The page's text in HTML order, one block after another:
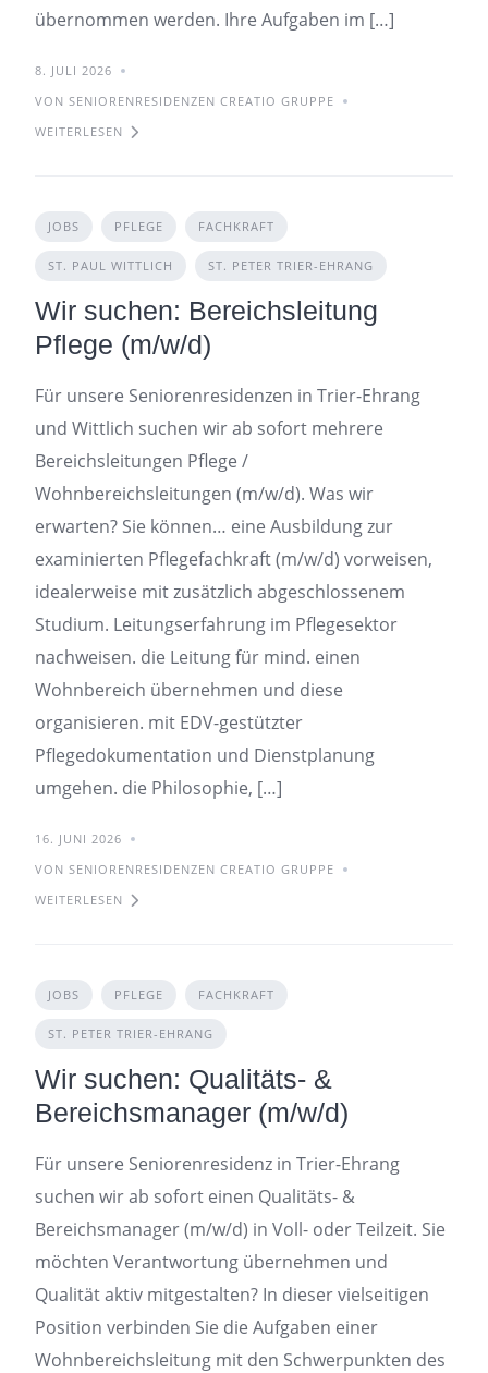
übernommen werden. Ihre Aufgaben im […]
8. JULI 2026
VON SENIORENRESIDENZEN CREATIO GRUPPE
WEITERLESEN
JOBS PFLEGE FACHKRAFT
ST. PAUL WITTLICH ST. PETER TRIER-EHRANG
Wir suchen: Bereichsleitung
Pflege (m/w/d)
Für unsere Seniorenresidenzen in Trier-Ehrang
und Wittlich suchen wir ab sofort mehrere
Bereichsleitungen Pflege /
Wohnbereichsleitungen (m/w/d). Was wir
erwarten? Sie können… eine Ausbildung zur
examinierten Pflegefachkraft (m/w/d) vorweisen,
idealerweise mit zusätzlich abgeschlossenem
Studium. Leitungserfahrung im Pflegesektor
nachweisen. die Leitung für mind. einen
Wohnbereich übernehmen und diese
organisieren. mit EDV-gestützter
Pflegedokumentation und Dienstplanung
umgehen. die Philosophie, […]
16. JUNI 2026
VON SENIORENRESIDENZEN CREATIO GRUPPE
WEITERLESEN
JOBS PFLEGE FACHKRAFT
ST. PETER TRIER-EHRANG
Wir suchen: Qualitäts- &
Bereichsmanager (m/w/d)
Für unsere Seniorenresidenz in Trier-Ehrang
suchen wir ab sofort einen Qualitäts- &
Bereichsmanager (m/w/d) in Voll- oder Teilzeit. Sie
möchten Verantwortung übernehmen und
Qualität aktiv mitgestalten? In dieser vielseitigen
Position verbinden Sie die Aufgaben einer
Wohnbereichsleitung mit den Schwerpunkten des